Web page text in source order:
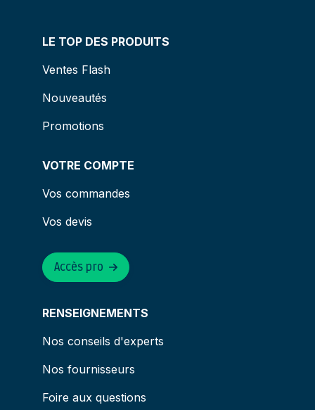
LE TOP DES PRODUITS
Ventes Flash
Nouveautés
Promotions
VOTRE COMPTE
Vos commandes
Vos devis
RENSEIGNEMENTS
Nos conseils d'experts
Nos fournisseurs
Foire aux questions
Accès pro